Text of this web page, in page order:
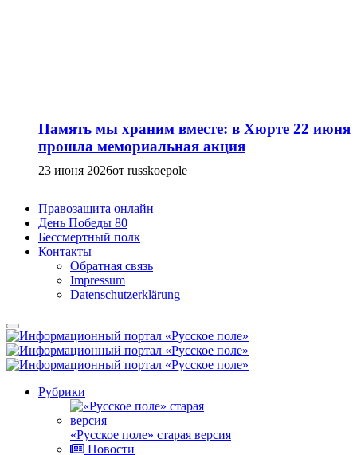
Память мы храним вместе: в Хюрте 22 июня
прошла мемориальная акция
23 июня 2026от russkoepole
Правозащита онлайн
День Победы 80
Бессмертный полк
Контакты
Обратная связь
Impressum
Datenschutzerklärung
Рубрики
«Русское поле» старая версия
Новости